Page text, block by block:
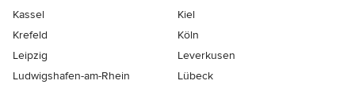
Kassel
Kiel
Krefeld
Köln
Leipzig
Leverkusen
Ludwigshafen-am-Rhein
Lübeck